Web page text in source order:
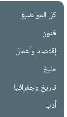
كل المواضيع
فنون
إقتصاد وأعمال
طبخ
تاريخ وجغرافيا
أدب